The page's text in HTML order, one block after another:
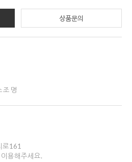
상품문의
조명
로161
용해주세요.